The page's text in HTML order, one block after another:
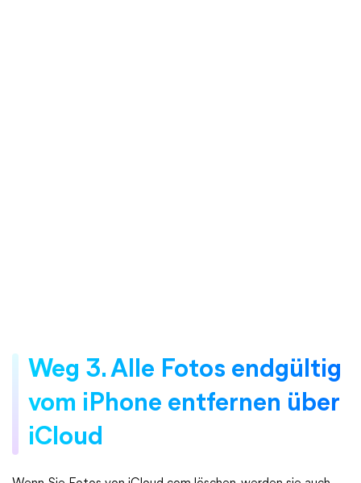
Weg 3. Alle Fotos endgültig
vom iPhone entfernen über
iCloud